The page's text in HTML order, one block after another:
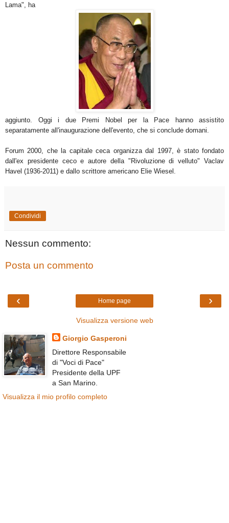
Lama", ha
aggiunto. Oggi i due Premi Nobel per la Pace hanno assistito
separatamente all'inaugurazione dell'evento, che si conclude domani.
Forum 2000, che la capitale ceca organizza dal 1997, è stato fondato
dall'ex presidente ceco e autore della "Rivoluzione di velluto" Vaclav
Havel (1936-2011) e dallo scrittore americano Elie Wiesel.
Condividi
Nessun commento:
Posta un commento
‹ ›
Home page
Visualizza versione web
Giorgio Gasperoni
Direttore Responsabile
di "Voci di Pace"
Presidente della UPF
a San Marino.
Visualizza il mio profilo completo